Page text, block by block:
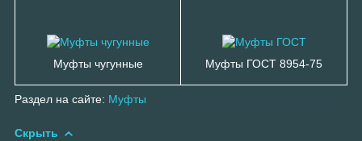
Муфты чугунные Муфты ГОСТ 8954-75
Раздел на сайте: Муфты
Скрыть